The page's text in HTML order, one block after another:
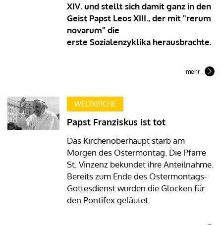
XIV. und stellt sich damit ganz in den
Geist Papst Leos XIII., der mit "rerum
novarum" die
erste Sozialenzyklika herausbrachte.
mehr
WELTKIRCHE
Papst Franziskus ist tot
Das Kirchenoberhaupt starb am
Morgen des Ostermontag. Die Pfarre
St. Vinzenz bekundet ihre Anteilnahme.
Bereits zum Ende des Ostermontags-
Gottesdienst wurden die Glocken für
den Pontifex geläutet.